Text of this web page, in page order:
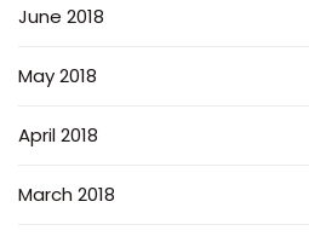
June 2018
May 2018
April 2018
March 2018